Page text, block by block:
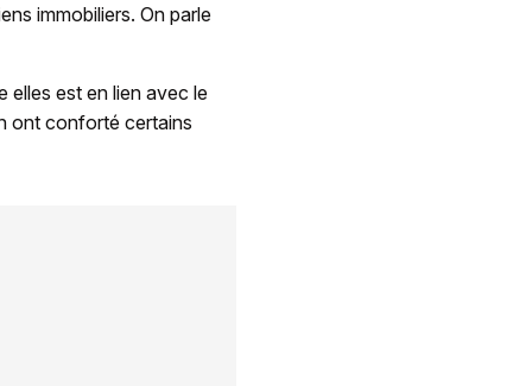
immobiliers. On parle
elles est en lien avec le
ont conforté certains